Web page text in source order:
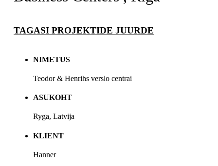
TAGASI PROJEKTIDE JUURDE
NIMETUS
Teodor & Henrihs verslo centrai
ASUKOHT
Ryga, Latvija
KLIENT
Hanner